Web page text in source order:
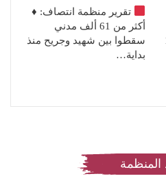
تقرير منظمة انتصاف: ♦️
أكثر من 61 ألف مدني
سقطوا بين شهيد وجريح منذ
بداية…
المنظمة